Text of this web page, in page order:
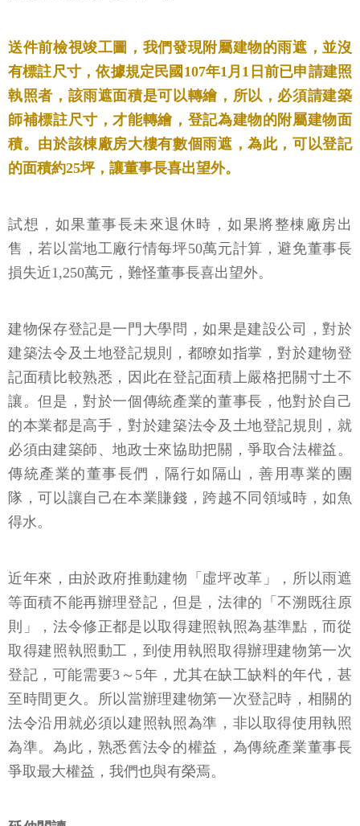
送件前檢視竣工圖，我們發現附屬建物的雨遮，並沒
有標註尺寸，依據規定民國107年1月1日前已申請建照
執照者，該雨遮面積是可以轉繪，所以，必須請建築
師補標註尺寸，才能轉繪，登記為建物的附屬建物面
積。由於該棟廠房大樓有數個雨遮，為此，可以登記
的面積約25坪，讓董事長喜出望外。
試想，如果董事長未來退休時，如果將整棟廠房出
售，若以當地工廠行情每坪50萬元計算，避免董事長
損失近1,250萬元，難怪董事長喜出望外。
建物保存登記是一門大學問，如果是建設公司，對於
建築法令及土地登記規則，都暸如指掌，對於建物登
記面積比較熟悉，因此在登記面積上嚴格把關寸土不
讓。但是，對於一個傳統產業的董事長，他對於自己
的本業都是高手，對於建築法令及土地登記規則，就
必須由建築師、地政士來協助把關，爭取合法權益。
傳統產業的董事長們，隔行如隔山，善用專業的團
隊，可以讓自己在本業賺錢，跨越不同領域時，如魚
得水。
近年來，由於政府推動建物「虛坪改革」，所以雨遮
等面積不能再辦理登記，但是，法律的「不溯既往原
則」，法令修正都是以取得建照執照為基準點，而從
取得建照執照動工，到使用執照取得辦理建物第一次
登記，可能需要3～5年，尤其在缺工缺料的年代，甚
至時間更久。所以當辦理建物第一次登記時，相關的
法令沿用就必須以建照執照為準，非以取得使用執照
為準。為此，熟悉舊法令的權益，為傳統產業董事長
爭取最大權益，我們也與有榮焉。